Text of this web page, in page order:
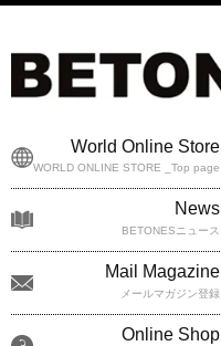
World Online Store
WORLD ONLINE STORE _Top page
News
BETONESニュース
Mail Magazine
メールマガジン登録
Online Shop